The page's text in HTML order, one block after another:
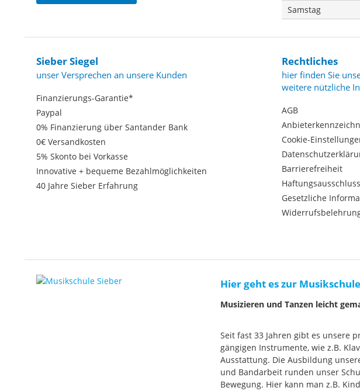
Samstag
Sieber Siegel
unser Versprechen an unsere Kunden
Finanzierungs-Garantie*
Paypal
0% Finanzierung über Santander Bank
0€ Versandkosten
5% Skonto bei Vorkasse
Innovative + bequeme Bezahlmöglichkeiten
40 Jahre Sieber Erfahrung
Rechtliches
hier finden Sie
weitere nützliche
AGB
Cookie-
Barrierefreiheit
Haftungsausschluss
Gesetzliche
Hier geht es zur
Musizieren und Tanzen leicht
Seit fast 33 Jahren gibt es unsere
gängigen Instrumente, wie z.B.
Ausstattung. Die Ausbildung
und Bandarbeit runden unser
Bewegung. Hier kann man z.B.